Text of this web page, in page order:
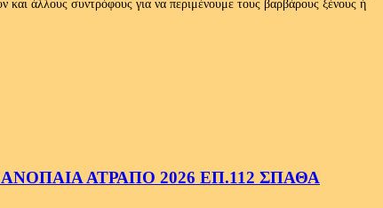
συντρόφους για να περιμένουμε τους βαρβάρους ξένους ή
ΑΤΡΑΠΟ 2026 ΕΠ.112 ΣΠΑΘΑ